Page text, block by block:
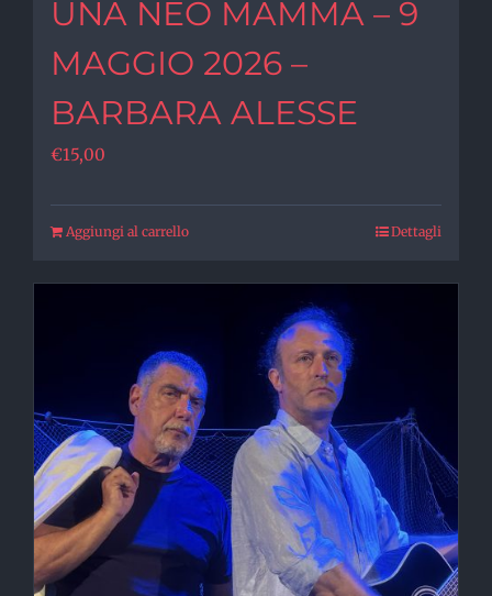
UNA NEO MAMMA – 9
MAGGIO 2026 –
BARBARA ALESSE
€15,00
Aggiungi al carrello Dettagli